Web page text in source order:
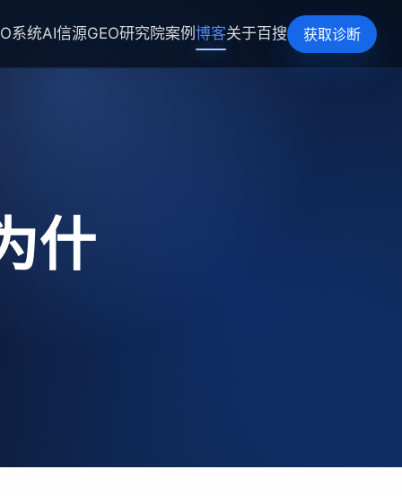
系统AI信源GEO研究院案例 博客关于百搜 获取诊断
什